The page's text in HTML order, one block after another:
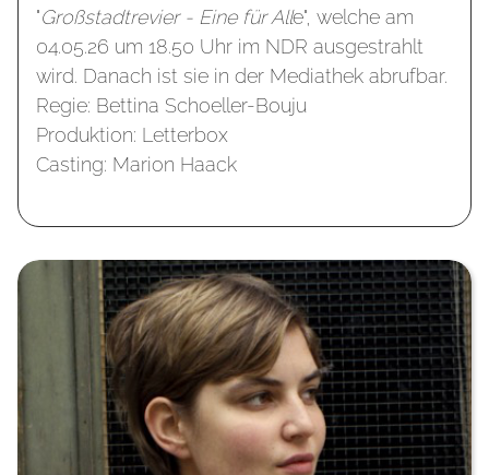
"Großstadtrevier - Eine für Alle", welche am
04.05.26 um 18.50 Uhr im NDR ausgestrahlt
wird. Danach ist sie in der Mediathek abrufbar.
Regie: Bettina Schoeller-Bouju
Produktion: Letterbox
Casting: Marion Haack